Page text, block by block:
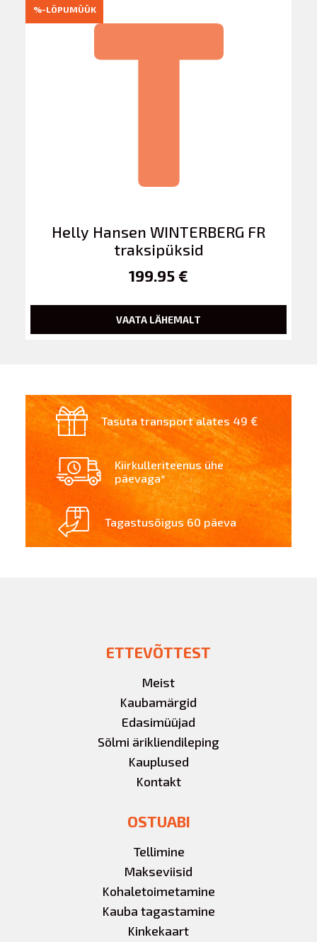
%-LÕPUMÜÜK
Helly Hansen WINTERBERG FR
traksipüksid
199.95 €
VAATA LÄHEMALT
Tasuta transport alates 49 €
Kiirkulleriteenus ühe
päevaga*
Tagastusõigus 60 päeva
ETTEVÕTTEST
Meist
Kaubamärgid
Edasimüüjad
Sõlmi ärikliendileping
Kauplused
Kontakt
OSTUABI
Tellimine
Makseviisid
Kohaletoimetamine
Kauba tagastamine
Kinkekaart